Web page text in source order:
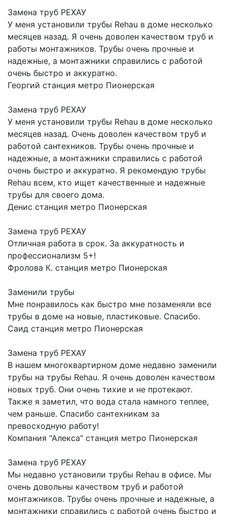
Замена труб РЕХАУ
У меня установили трубы Rehau в доме несколько
месяцев назад. Я очень доволен качеством труб и
работы монтажников. Трубы очень прочные и
надежные, а монтажники справились с работой
очень быстро и аккуратно.
Георгий станция метро Пионерская
Замена труб РЕХАУ
У меня установили трубы Rehau в доме несколько
месяцев назад. Очень доволен качеством труб и
работой сантехников. Трубы очень прочные и
надежные, а монтажники справились с работой
очень быстро и аккуратно. Я рекомендую трубы
Rehau всем, кто ищет качественные и надежные
трубы для своего дома.
Денис станция метро Пионерская
Замена труб РЕХАУ
Отличная работа в срок. За аккуратность и
профессионализм 5+!
Фролова К. станция метро Пионерская
Заменили трубы
Мне понравилось как быстро мне позаменяли все
трубы в доме на новые, пластиковые. Спасибо.
Саид станция метро Пионерская
Замена труб РЕХАУ
В нашем многоквартирном доме недавно заменили
трубы на трубы Rehau. Я очень доволен качеством
новых труб. Они очень тихие и не протекают.
Также я заметил, что вода стала намного теплее,
чем раньше. Спасибо сантехникам за
превосходную работу!
Компания "Алекса" станция метро Пионерская
Замена труб РЕХАУ
Мы недавно установили трубы Rehau в офисе. Мы
очень довольны качеством труб и работой
монтажников. Трубы очень прочные и надежные, а
монтажники справились с работой очень быстро и